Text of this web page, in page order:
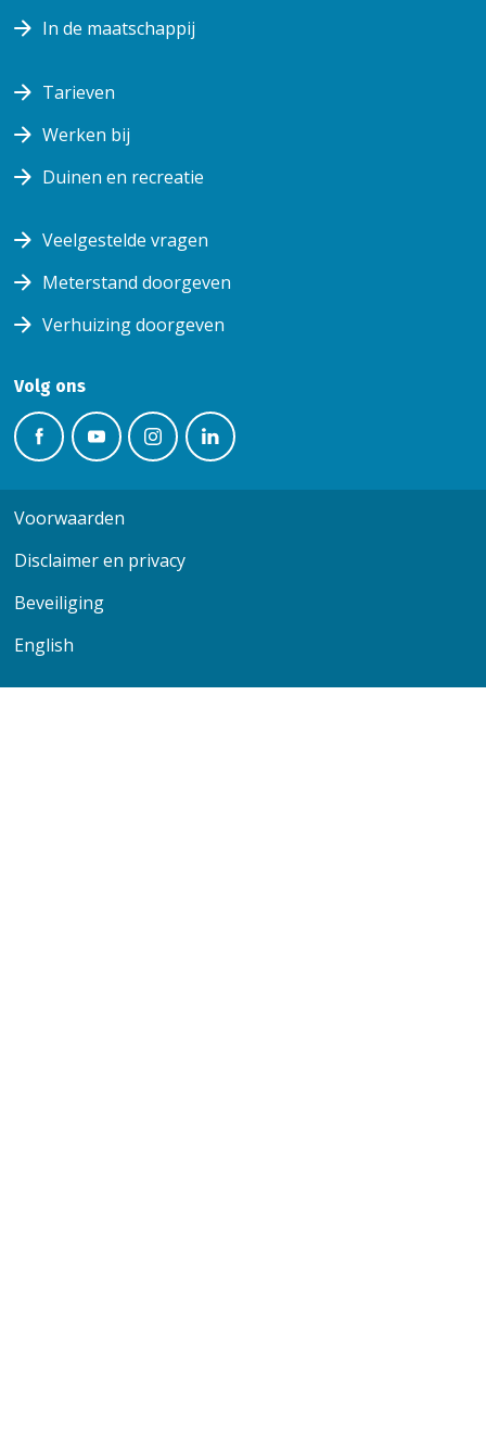
In de maatschappij
Tarieven
Werken bij
Duinen en recreatie
Veelgestelde vragen
Meterstand doorgeven
Verhuizing doorgeven
Volg ons
Volg ons
op
facebook
Volg
ons op
youtube
Volg ons
op
instagram
Volg
ons op
linkedin
Voorwaarden
Disclaimer en privacy
Beveiliging
English